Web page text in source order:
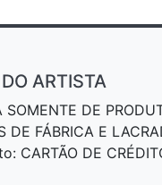
ARTISTA
SOMENTE DE
DE FÁBRICA E
CARTÃO DE